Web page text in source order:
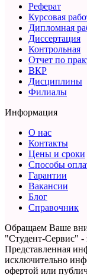
Реферат
Курсовая
Дипломная
Диссертация
Контрольная
Отчет по
ВКР
Дисциплины
Филиалы
Информация
О нас
Контакты
Цены и сроки
Способы
Гарантии
Вакансии
Блог
Справочник
Обращаем Ваше
"Студент-Сервис" -
Представленная
исключительно
офертой или